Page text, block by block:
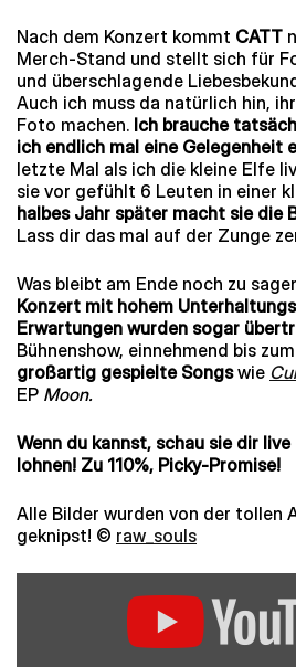
Nach dem Konzert kommt CATT
Merch-Stand und stellt sich für
und überschlagende
Auch ich muss da natürlich hin,
Foto machen. Ich brauche
ich endlich mal eine Gelegenheit
letzte Mal als ich die kleine Elfe
sie vor gefühlt 6 Leuten in einer
halbes Jahr später macht sie die
Lass dir das mal auf der Zunge
Was bleibt am Ende noch zu
Konzert mit hohem
Erwartungen wurden sogar
Bühnenshow, einnehmend bis
großartig gespielte Songswie
EP Moon.
Wenn du kannst, schau sie dir
lohnen! Zu 110%, Picky-Promise!
Alle Bilder wurden von der tollen
geknipst! © raw_souls